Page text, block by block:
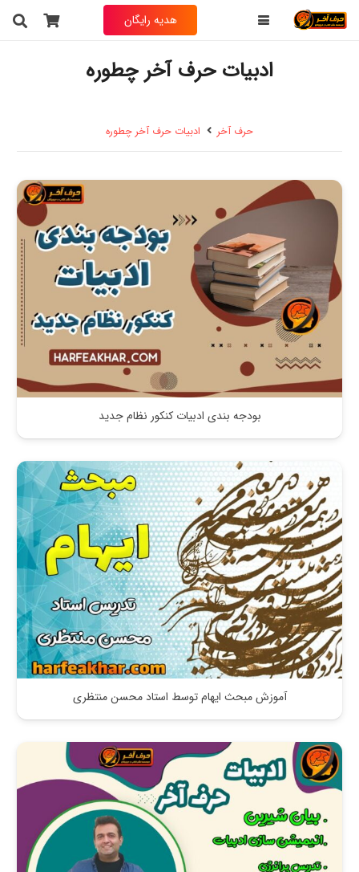
هدیه رایگان
ادبیات حرف آخر چطوره
حرف آخر ادبیات حرف آخر چطوره
بودجه بندی ادبیات کنکور نظام جدید
آموزش مبحث ایهام توسط استاد محسن منتظری